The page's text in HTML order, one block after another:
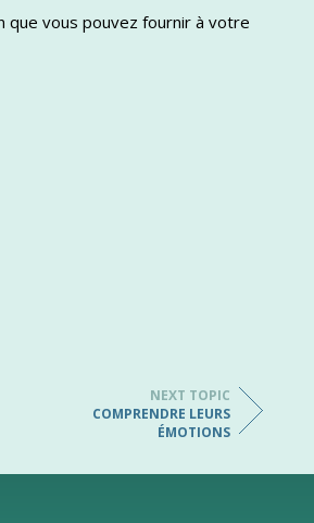
que vous pouvez fournir à votre
NEXT TOPIC
COMPRENDRE LEURS
ÉMOTIONS